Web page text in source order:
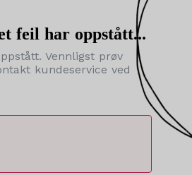
feil har oppstått...
Vennligst prøv
kundeservice ved